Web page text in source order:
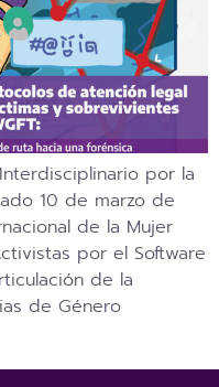
por la
10 de marzo de
de la Mujer
por el Software
de la
de Género